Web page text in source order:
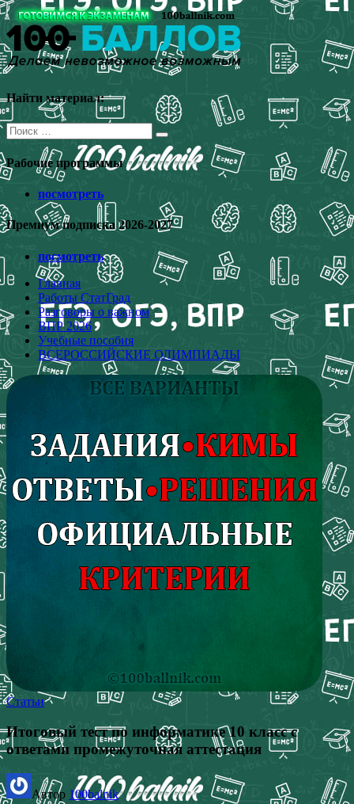
Перейти
к
содержимому
Найти материал:
Поиск
для:
Рабочие программы
посмотреть
Премиум подписка 2026-2027
посмотреть
Главная
Работы СтатГрад
Разговоры о важном
ВПР 2026
Учебные пособия
ВСЕРОССИЙСКИЕ ОЛИМПИАДЫ
Статьи
Итоговый тест по информатике 10 класс с
ответами промежуточная аттестация
Автор 100balnik